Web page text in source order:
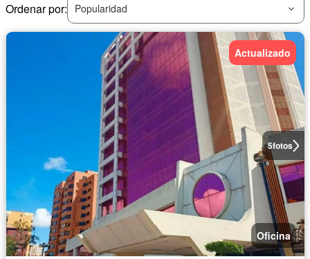
Ordenar por:
Popularidad
5fotos
Actualizado
Oficina